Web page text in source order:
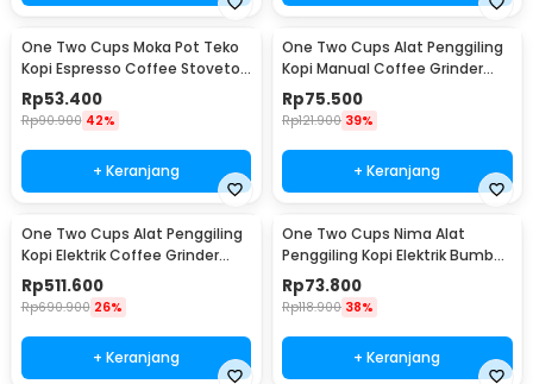
One Two Cups Moka Pot Teko
Kopi Espresso Coffee Stovetop
2 Cup 100ml - Z20
Rp53.400
Rp90.900 42%
+ Keranjang
One Two Cups Alat Penggiling
Kopi Manual Coffee Grinder
Wood - 16290
Rp75.500
Rp121.900 39%
+ Keranjang
One Two Cups Alat Penggiling
Kopi Elektrik Coffee Grinder
Adjustable - 600N
Rp511.600
Rp690.900 26%
+ Keranjang
One Two Cups Nima Alat
Penggiling Kopi Elektrik Bumbu
Coffee Grinder - NM-8300
Rp73.800
Rp118.900 38%
+ Keranjang